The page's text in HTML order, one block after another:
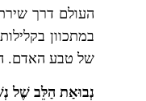
העולם דרך
במתכוון
של טבע האדם.
נְבוּאַת הַלֵּב שֶׁל